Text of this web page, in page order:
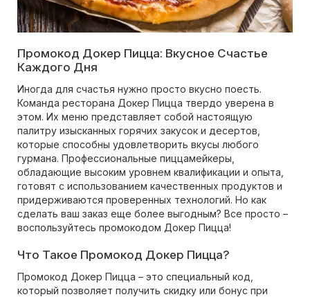
Промокод Докер Пицца: Вкусное Счастье
Каждого Дня
Иногда для счастья нужно просто вкусно поесть.
Команда ресторана Докер Пицца твердо уверена в
этом. Их меню представляет собой настоящую
палитру изысканных горячих закусок и десертов,
которые способны удовлетворить вкусы любого
гурмана. Профессиональные пиццамейкеры,
обладающие высоким уровнем квалификации и опыта,
готовят с использованием качественных продуктов и
придерживаются проверенных технологий. Но как
сделать ваш заказ еще более выгодным? Все просто –
воспользуйтесь промокодом Докер Пицца!
Что Такое Промокод Докер Пицца?
Промокод Докер Пицца – это специальный код,
который позволяет получить скидку или бонус при